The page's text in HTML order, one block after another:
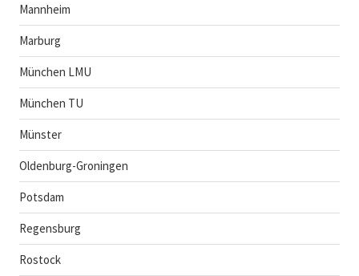
Mannheim
Marburg
München LMU
München TU
Münster
Oldenburg-Groningen
Potsdam
Regensburg
Rostock